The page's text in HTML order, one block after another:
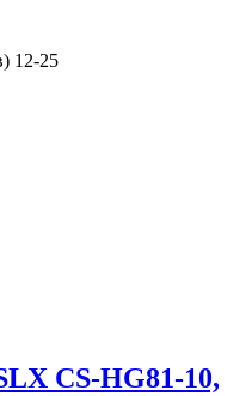
12-25
CS-HG81-10,